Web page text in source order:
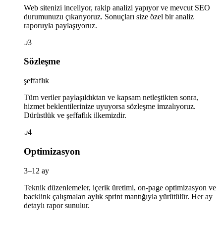
Web sitenizi inceliyor, rakip analizi yapıyor ve mevcut SEO
durumunuzu çıkarıyoruz. Sonuçları size özel bir analiz
raporuyla paylaşıyoruz.
03
Sözleşme
şeffaflık
Tüm veriler paylaşıldıktan ve kapsam netleştikten sonra,
hizmet beklentilerinize uyuyorsa sözleşme imzalıyoruz.
Dürüstlük ve şeffaflık ilkemizdir.
04
Optimizasyon
3–12 ay
Teknik düzenlemeler, içerik üretimi, on-page optimizasyon ve
backlink çalışmaları aylık sprint mantığıyla yürütülür. Her ay
detaylı rapor sunulur.